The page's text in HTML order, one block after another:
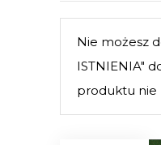
Nie możesz
ISTNIENIA"
produktu nie